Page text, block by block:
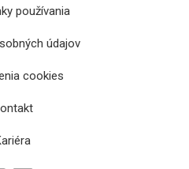
Nad jazerom
používania
údajov
cookies